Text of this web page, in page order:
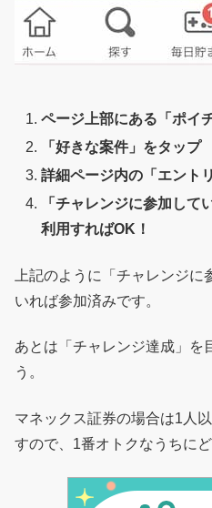
ページ上部にある「ポイ
「好きな案件」をタップ
詳細ページ内の「エント
「チャレンジに参加して
利用すればOK！
上記のように「チャレンジ
いれば参加済みです。
あとは「チャレンジ達成」を
う。
マネックス証券の場合は1人
すので、1番オトクなうちにど